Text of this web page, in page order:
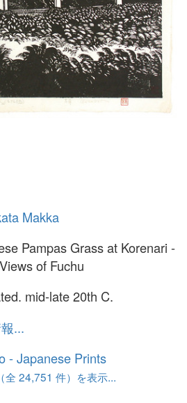
Makka
Pampas Grass at Korenari -
of Fuchu
mid-late 20th C.
...
- Japanese Prints
全 24,751 件）を表示...